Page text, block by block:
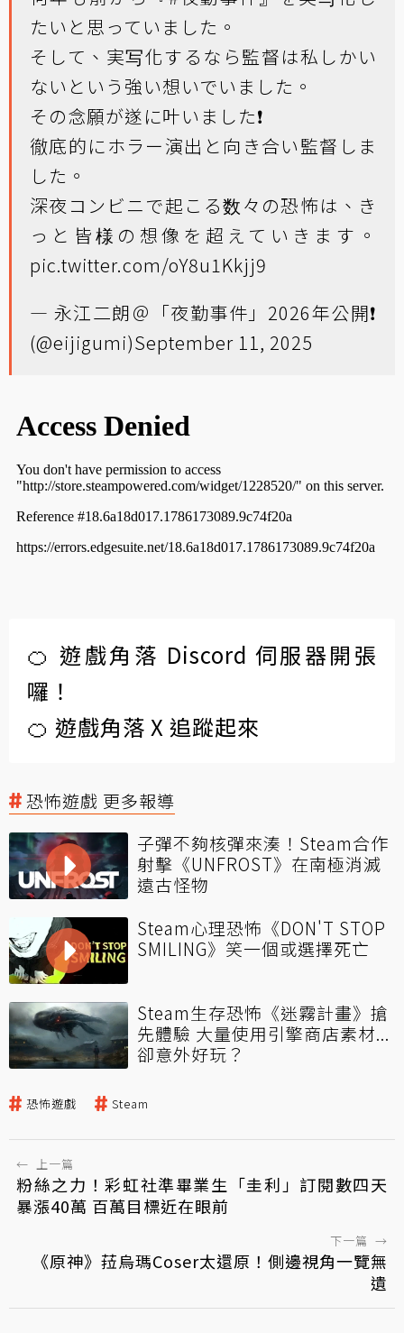
たいと思っていました。
そして、実写化するなら監督は私しかい
ないという強い想いでいました。
その念願が遂に叶いました❗️
徹底的にホラー演出と向き合い監督しま
した。
深夜コンビニで起こる数々の恐怖は、き
っと皆様の想像を超えていきます。
pic.twitter.com/oY8u1Kkjj9
— 永江二朗＠「夜勤事件」2026年公開❗️
(@eijigumi)September 11, 2025
🍊 遊戲角落 Discord 伺服器開張
囉！
🍊 遊戲角落 X 追蹤起來
恐怖遊戲 更多報導
子彈不夠核彈來湊！Steam合作
射擊《UNFROST》在南極消滅
遠古怪物
Steam心理恐怖《DON'T STOP
SMILING》笑一個或選擇死亡
Steam生存恐怖《迷霧計畫》搶
先體驗 大量使用引擎商店素材...
卻意外好玩？
恐怖遊戲 Steam
← 上一篇
粉絲之力！彩虹社準畢業生「圭利」訂閱數四天
暴漲40萬 百萬目標近在眼前
下一篇 →
《原神》菈烏瑪Coser太還原！側邊視角一覽無
遺